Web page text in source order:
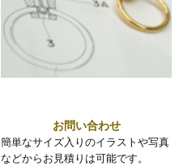
お問い合わせ
簡単なサイズ入りのイラストや写真
などからお見積りは可能です。